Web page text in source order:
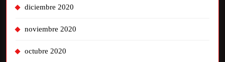
diciembre 2020
noviembre 2020
octubre 2020